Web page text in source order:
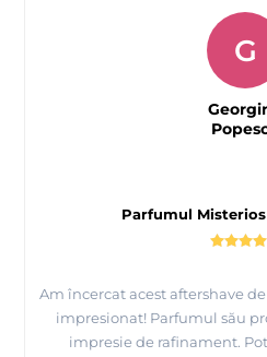
Parfumul
Am încercat acest aftershave
impresionat! Parfumul său
impresie de rafinament.
G